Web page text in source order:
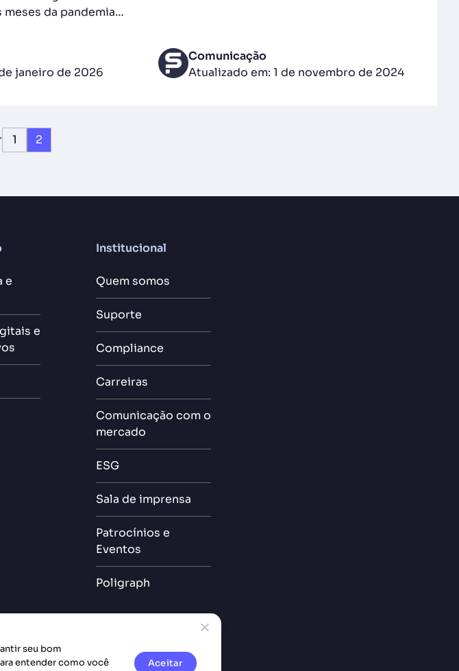
meses da pandemia…
janeiro de 2026
Comunicação
Atualizado em: 1 de novembro de 2024
1 2
e
e
Institucional
Quem somos
Suporte
Compliance
Carreiras
Comunicação com o
mercado
ESG
Sala de imprensa
Patrocínios e
Eventos
Poligraph
seu bom
entender como você
Aceitar